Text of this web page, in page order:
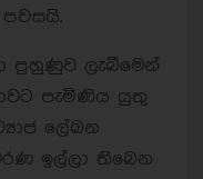
පුහුණුව ලැබීමෙන්
පැමිණිය යුතු
ලේඛන
ඉල්ලා තිබෙන